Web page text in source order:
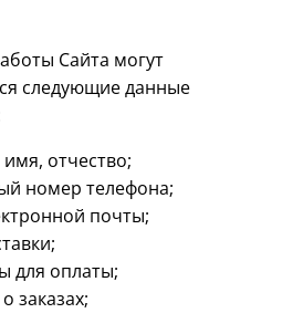
Сайта могут
следующие данные
отчество;
номер телефона;
почты;
для оплаты;
заказах;